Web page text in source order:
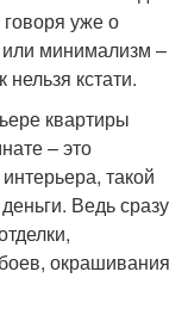
уже о
или минимализм –
нельзя кстати.
квартиры
– это
такой
Ведь сразу
окрашивания